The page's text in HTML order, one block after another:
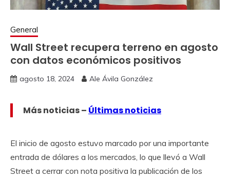
General
Wall Street recupera terreno en agosto
con datos económicos positivos
agosto 18, 2024 Ale Ávila González
Más noticias – Últimas noticias
El inicio de agosto estuvo marcado por una importante
entrada de dólares a los mercados, lo que llevó a Wall
Street a cerrar con nota positiva la publicación de los